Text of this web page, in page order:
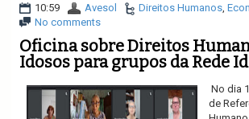
10:59 Avesol Direitos Humanos
No comments
Oficina sobre Direitos
Idosos para grupos da Rede
No dia
de